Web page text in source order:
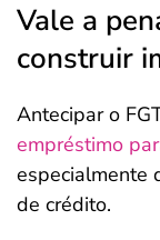
Vale a
construir
Antecipar o
empréstimo
especialmente
de crédito.